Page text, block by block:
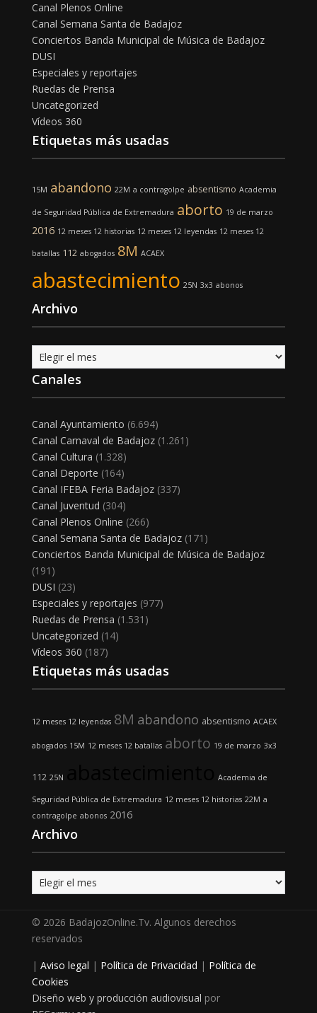
Canal Plenos Online
Canal Semana Santa de Badajoz
Conciertos Banda Municipal de Música de Badajoz
DUSI
Especiales y reportajes
Ruedas de Prensa
Uncategorized
Vídeos 360
Etiquetas más usadas
15M abandono 22M a contragolpe absentismo Academia
de Seguridad Pública de Extremadura aborto 19 de marzo
2016 12 meses 12 historias 12 meses 12 leyendas 12 meses 12
batallas 112 abogados 8M ACAEX
abastecimiento 25N 3x3 abonos
Archivo
Archivo
Canales
Canal Ayuntamiento (6.694)
Canal Carnaval de Badajoz(1.261)
Canal Cultura (1.328)
Canal Deporte (164)
Canal IFEBA Feria Badajoz(337)
Canal Juventud (304)
Canal Plenos Online (266)
Canal Semana Santa de Badajoz(171)
Conciertos Banda Municipal de Música de Badajoz
(191)
DUSI (23)
Especiales y reportajes (977)
Ruedas de Prensa (1.531)
Uncategorized (14)
Vídeos 360 (187)
Etiquetas más usadas
12 meses 12 leyendas 8M abandono absentismo ACAEX
abogados 15M 12 meses 12 batallas aborto 19 de marzo 3x3
112 25N Academia de
Seguridad Pública de Extremadura 12 meses 12 historias 22M a
contragolpe abonos 2016
Archivo
Archivo
© 2026 BadajozOnline.Tv. Algunos derechos
reservados
| Aviso legal | Política de Privacidad | Política de
Cookies
Diseño web y producción audiovisual por